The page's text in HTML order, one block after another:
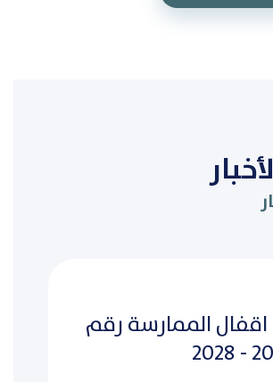
الممارسة رقم